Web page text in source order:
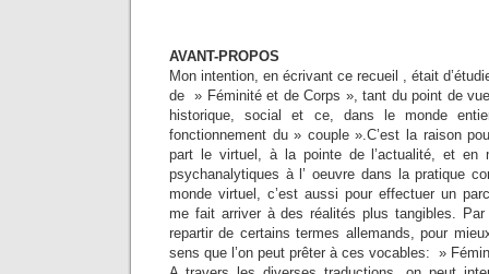
AVANT-PROPOS
Mon intention, en écrivant ce recueil , était
de » Féminité et de Corps », tant du point de
historique, social et ce, dans le monde
fonctionnement du » couple ».C’est la raison
part le virtuel, à la pointe de l’actualité, et en
psychanalytiques à l’ oeuvre dans la pratique
monde virtuel, c’est aussi pour effectuer un
me fait arriver à des réalités plus tangibles. Par
repartir de certains termes allemands, pour
sens que l’on peut prêter à ces vocables: »